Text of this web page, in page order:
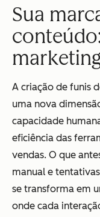
Sua
A criação de funis
uma nova
capacidade
eficiência das
vendas. O que
manual e
se transforma em
onde cada